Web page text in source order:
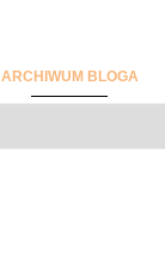
ARCHIWUM BLOGA